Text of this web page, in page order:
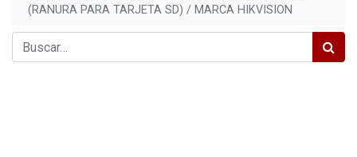
(RANURA PARA TARJETA SD) / MARCA HIKVISION